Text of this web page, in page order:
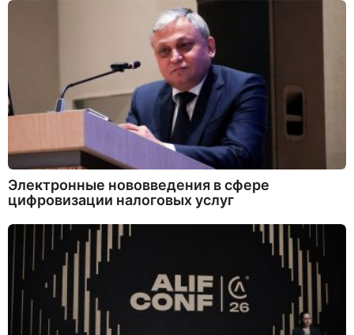
Электронные нововведения в сфере
цифровизации налоговых услуг